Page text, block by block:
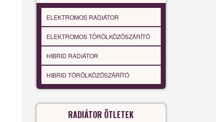
ELEKTROMOS RADIÁTOR
ELEKTROMOS TÖRÖLKÖZŐSZÁRÍTÓ
HIBRID RADIÁTOR
HIBRID TÖRÖLKÖZŐSZÁRÍTÓ
RADIÁTOR ÖTLETEK